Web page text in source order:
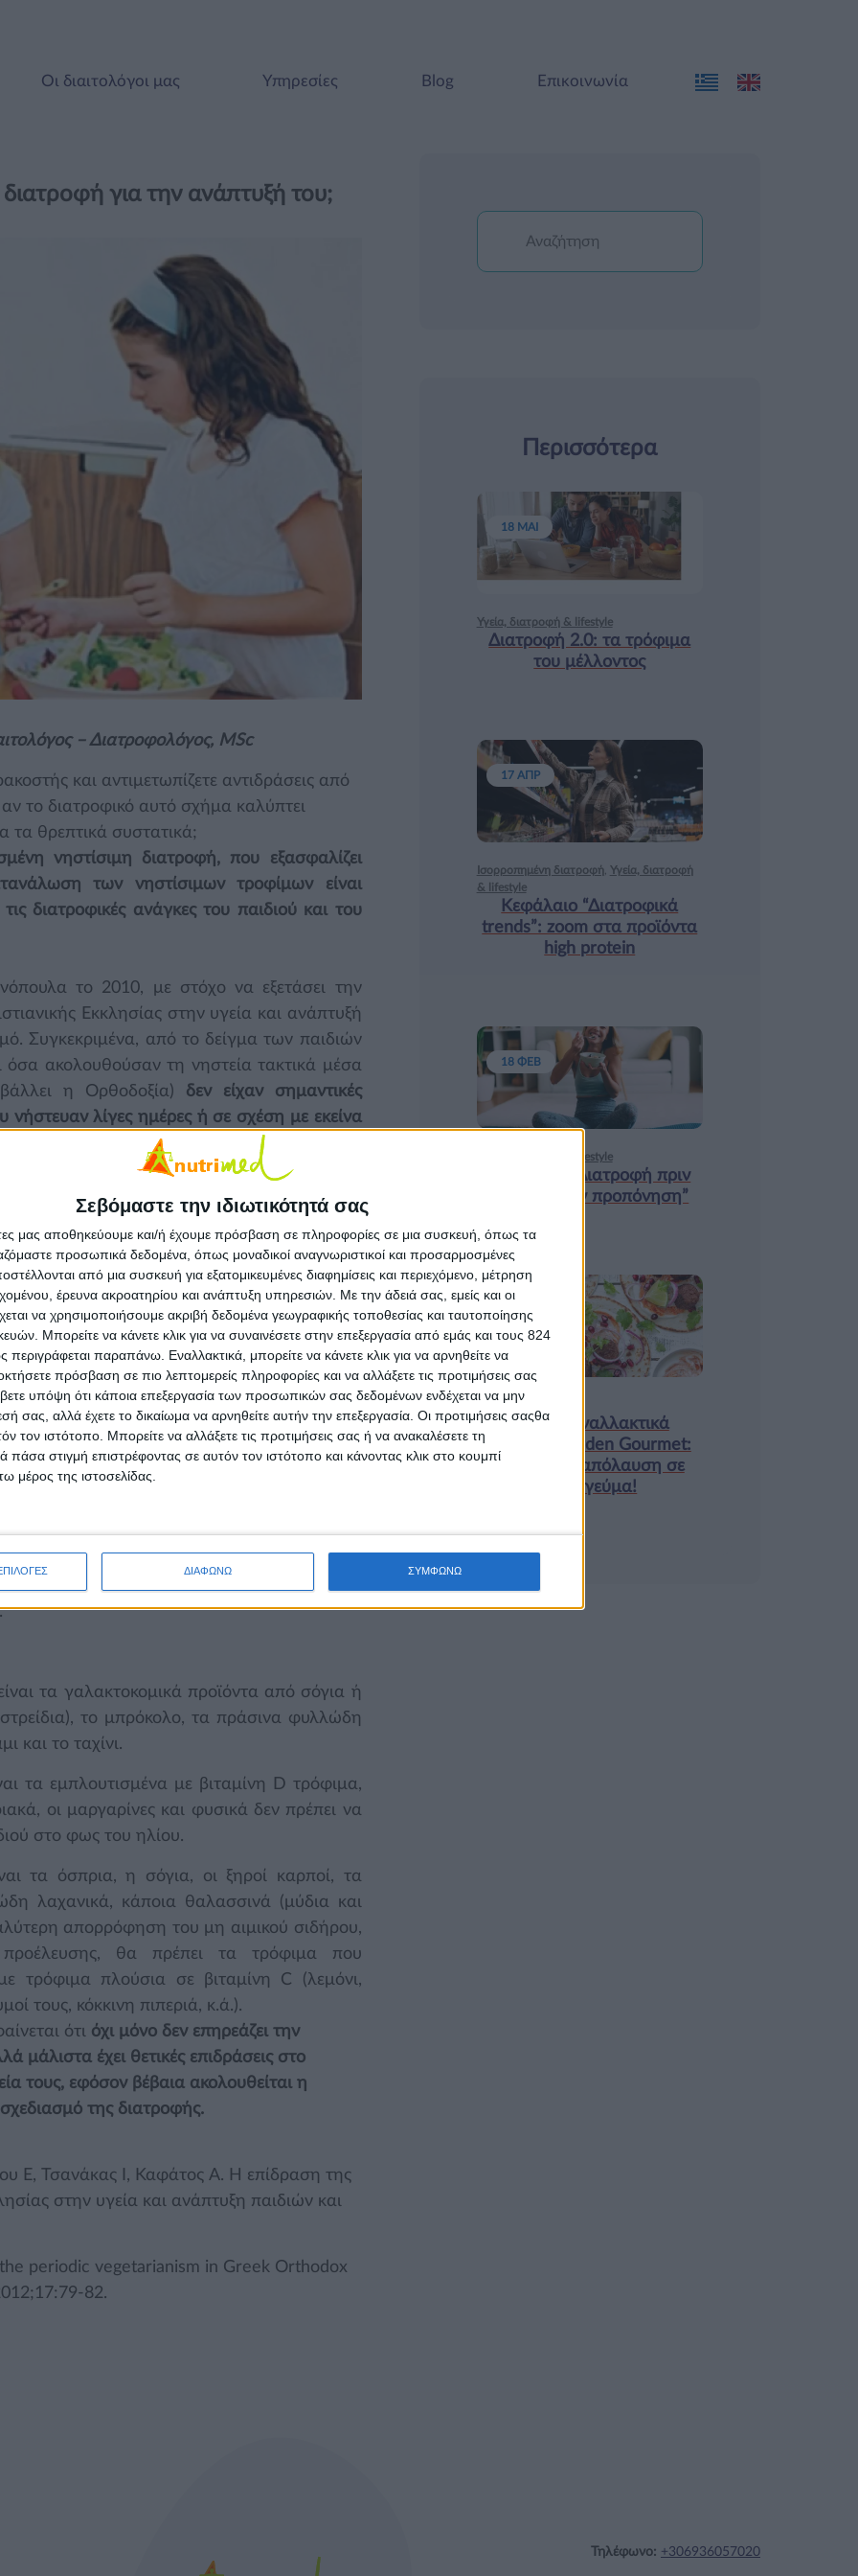
Σεβόμαστε την ιδιωτικότητά σας
μας αποθηκεύουμε και/ή έχουμε πρόσβαση σε πληροφορίες σε μια συσκευή, όπως τα
προσωπικά δεδομένα, όπως μοναδικοί αναγνωριστικοί και προσαρμοσμένες
από μια συσκευή για εξατομικευμένες διαφημίσεις και περιεχόμενο, μέτρηση
έρευνα ακροατηρίου και ανάπτυξη υπηρεσιών. Με την άδειά σας, εμείς και οι
να χρησιμοποιήσουμε ακριβή δεδομένα γεωγραφικής τοποθεσίας και ταυτοποίησης
Μπορείτε να κάνετε κλικ για να συναινέσετε στην επεξεργασία από εμάς και τους 824
παραπάνω. Εναλλακτικά, μπορείτε να κάνετε κλικ για να αρνηθείτε να
πρόσβαση σε πιο λεπτομερείς πληροφορίες και να αλλάξετε τις προτιμήσεις σας
υπόψη ότι κάποια επεξεργασία των προσωπικών σας δεδομένων ενδέχεται να μην
σας, αλλά έχετε το δικαίωμα να αρνηθείτε αυτήν την επεξεργασία. Οι προτιμήσεις σαςθα
τον ιστότοπο. Μπορείτε να αλλάξετε τις προτιμήσεις σας ή να ανακαλέσετε τη
στιγμή επιστρέφοντας σε αυτόν τον ιστότοπο και κάνοντας κλικ στο κουμπί
μέρος της ιστοσελίδας.
ΔΙΑΦΩΝΩ ΣΥΜΦΩΝΩ
Οι διαιτολόγοι μας Υπηρεσίες Blog Επικοινωνία
για την ανάπτυξή του;
– Διατροφολόγος, MSc
και αντιμετωπίζετε αντιδράσεις από
αν το διατροφικό αυτό σχήμα καλύπτει
τα θρεπτικά συστατικά;
νηστίσιμη διατροφή, που εξασφαλίζει
των νηστίσιμων τροφίμων είναι
διατροφικές ανάγκες του παιδιού και του
το 2010, με στόχο να εξετάσει την
Εκκλησίας στην υγεία και ανάπτυξή
Συγκεκριμένα, από το δείγμα των παιδιών
ακολουθούσαν τη νηστεία τακτικά μέσα
η Ορθοδοξία) δεν είχαν σημαντικές
λίγες ημέρες ή σε σχέση με εκείνα
μελέτης ήταν ότι τα παιδιά που τηρούσαν
λιγότερες θερμίδεςσυγκριτικά με
τα παιδιά που νήστευαν
σημείωσαν
οξέων
(που αυξάνει την ολική και την
να είναι πιο κοντά στην
συνιστώμενη
συστατικάσε σχέση με εκείνα που δε
2010).
από καλύτερες και πιο ισορροπημένες
κατανάλωσης φρούτων και λαχανικών,
ζωικής προέλευσης τρόφιμα. Διατροφή,
Παραδοσιακής Μεσογειακής δίαιτας, που
σωματική όσο και στην ψυχική υγεία των
μπορεί να απειλήσει την υγεία των
σωστά. Εξαιτίας της αποχής του παιδιού
αυγά και γαλακτοκομικά προϊόντα) είναι
σε βασικά θρεπτικά συστατικά, ιδιαιτέρως
τα γαλακτοκομικά προϊόντα από σόγια ή
το μπρόκολο, τα πράσινα φυλλώδη
και το ταχίνι.
τα εμπλουτισμένα με βιταμίνη D τρόφιμα,
οι μαργαρίνες και φυσικά δεν πρέπει να
στο φως του ηλίου.
τα όσπρια, η σόγια, οι ξηροί καρποί, τα
λαχανικά, κάποια θαλασσινά (μύδια και
απορρόφηση του μη αιμικού σιδήρου,
θα πρέπει τα τρόφιμα που
τρόφιμα πλούσια σε βιταμίνη C (λεμόνι,
τους, κόκκινη πιπεριά, κ.ά.).
ότι όχι μόνο δεν επηρεάζει την
μάλιστα έχει θετικές επιδράσεις στο
τους, εφόσον βέβαια ακολουθείται η
της διατροφής.
E, Τσανάκας I, Καφάτος A. Η επίδραση της
στην υγεία και ανάπτυξη παιδιών και
periodic vegetarianism in Greek Orthodox
82.
Περισσότερα
Υγεία, διατροφή & lifestyle
Διατροφή 2.0: τα τρόφιμα
του μέλλοντος
18 ΜΑΙ
Ισορροπημένη διατροφή, Υγεία, διατροφή
& lifestyle
Κεφάλαιο “Διατροφικά
trends”: zoοm στα προϊόντα
high protein
17 ΑΠΡ
Υγεία, διατροφή & lifestyle
Κεφάλαιο “Διατροφή πριν
και μετά την προπόνηση”
18 ΦΕΒ
Τα νέα της αγοράς
Φυτικά Εναλλακτικά
Κρέατος Garden Gourmet:
θρέψη και απόλαυση σε
κάθε γεύμα!
9 ΔΕΚ
Τηλέφωνο: +306936057020